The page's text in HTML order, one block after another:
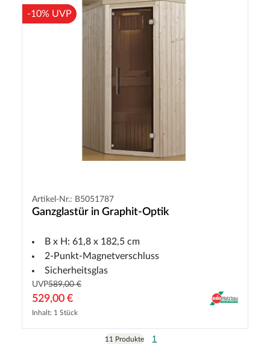
-10% UVP
Artikel-Nr.: B5051787
Ganzglastür in Graphit-Optik
B x H: 61,8 x 182,5 cm
2-Punkt-Magnetverschluss
Sicherheitsglas
UVP589,00 €
529,00 €
Inhalt: 1 Stück
11 Produkte 1